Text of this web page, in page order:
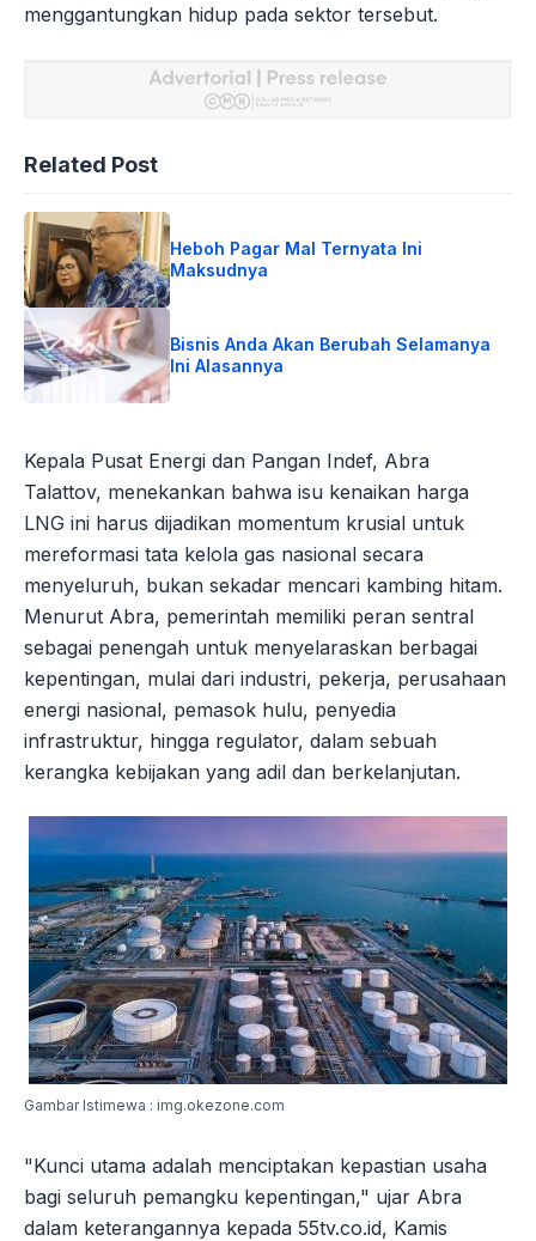
menggantungkan hidup pada sektor tersebut.
Related Post
Heboh Pagar Mal Ternyata Ini
Maksudnya
Bisnis Anda Akan Berubah Selamanya
Ini Alasannya
Kepala Pusat Energi dan Pangan Indef, Abra
Talattov, menekankan bahwa isu kenaikan harga
LNG ini harus dijadikan momentum krusial untuk
mereformasi tata kelola gas nasional secara
menyeluruh, bukan sekadar mencari kambing hitam.
Menurut Abra, pemerintah memiliki peran sentral
sebagai penengah untuk menyelaraskan berbagai
kepentingan, mulai dari industri, pekerja, perusahaan
energi nasional, pemasok hulu, penyedia
infrastruktur, hingga regulator, dalam sebuah
kerangka kebijakan yang adil dan berkelanjutan.
Gambar Istimewa : img.okezone.com
"Kunci utama adalah menciptakan kepastian usaha
bagi seluruh pemangku kepentingan," ujar Abra
dalam keterangannya kepada 55tv.co.id, Kamis